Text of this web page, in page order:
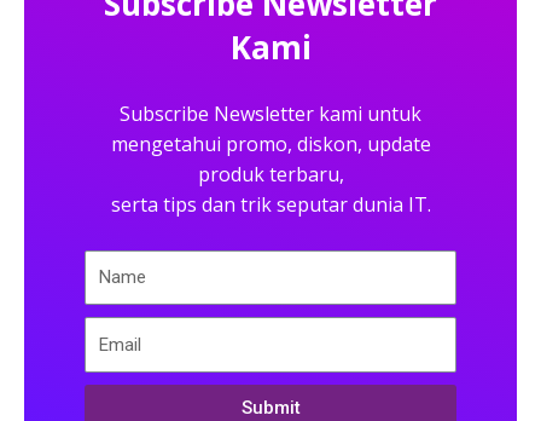
Kami
Subscribe Newsletter kami untuk
mengetahui promo, diskon, update
produk terbaru,
serta tips dan trik seputar dunia IT.
Submit